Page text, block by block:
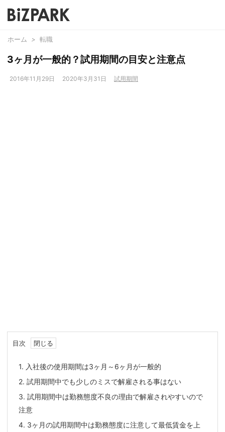
ホーム > 転職
3ヶ月が一般的？試用期間の目安と注意点
2016年11月29日 2020年3月31日 試用期間
目次
1. 入社後の使用期間は3ヶ月～6ヶ月が一般的
2. 試用期間中でも少しのミスで解雇される事はない
3. 試用期間中は勤務態度不良の理由で解雇されやすいので
注意
4. 3ヶ月の試用期間中は勤務態度に注意して最低賃金を上